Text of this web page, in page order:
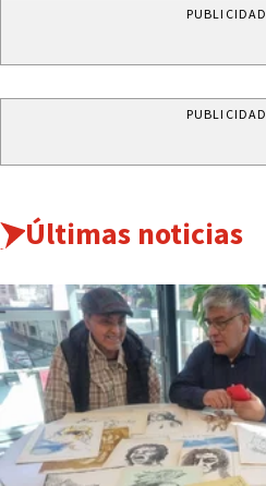
PUBLICIDAD
PUBLICIDAD
Últimas noticias